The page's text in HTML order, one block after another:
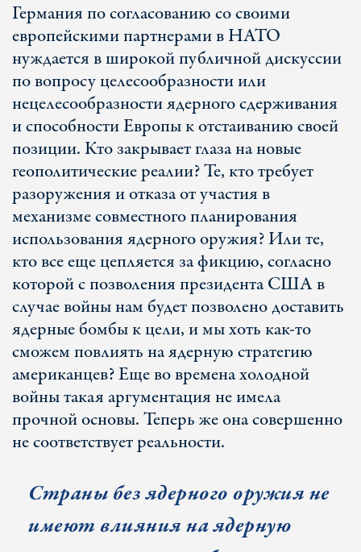
Германия по согласованию со своими
европейскими партнерами в НАТО
нуждается в широкой публичной дискуссии
по вопросу целесообразности или
нецелесообразности ядерного сдерживания
и способности Европы к отстаиванию своей
позиции. Кто закрывает глаза на новые
геополитические реалии? Те, кто требует
разоружения и отказа от участия в
механизме совместного планирования
использования ядерного оружия? Или те,
кто все еще цепляется за фикцию, согласно
которой с позволения президента США в
случае войны нам будет позволено доставить
ядерные бомбы к цели, и мы хоть как-то
сможем повлиять на ядерную стратегию
американцев? Еще во времена холодной
войны такая аргументация не имела
прочной основы. Теперь же она совершенно
не соответствует реальности.
Страны без ядерного оружия не
имеют влияния на ядерную